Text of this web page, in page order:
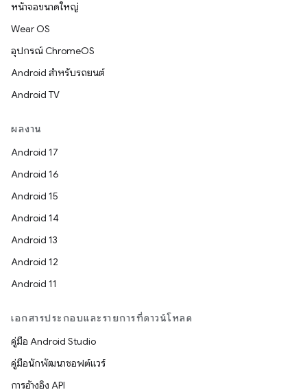
หน้าจอขนาดใหญ่
Wear OS
อุปกรณ์ ChromeOS
Android สำหรับรถยนต์
Android TV
ผลงาน
Android 17
Android 16
Android 15
Android 14
Android 13
Android 12
Android 11
เอกสารประกอบและรายการที่ดาวน์โหลด
คู่มือ Android Studio
คู่มือนักพัฒนาซอฟต์แวร์
การอ้างอิง API